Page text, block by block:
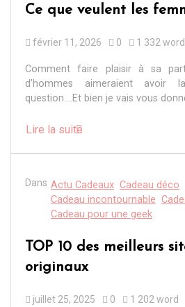
Ce que veulent les
février 11, 2026 0 1 332 word
Comment faire plaisir à sa
d’hommes aimeraient
question….Et bien je vais vous
Lire la suite
Dans Actu Cadeaux Cadeau déco
Cadeau incontournable
Cadeau pour une geek
TOP 10 des meilleurs
originaux
juillet 25, 2025 0 1 202 word